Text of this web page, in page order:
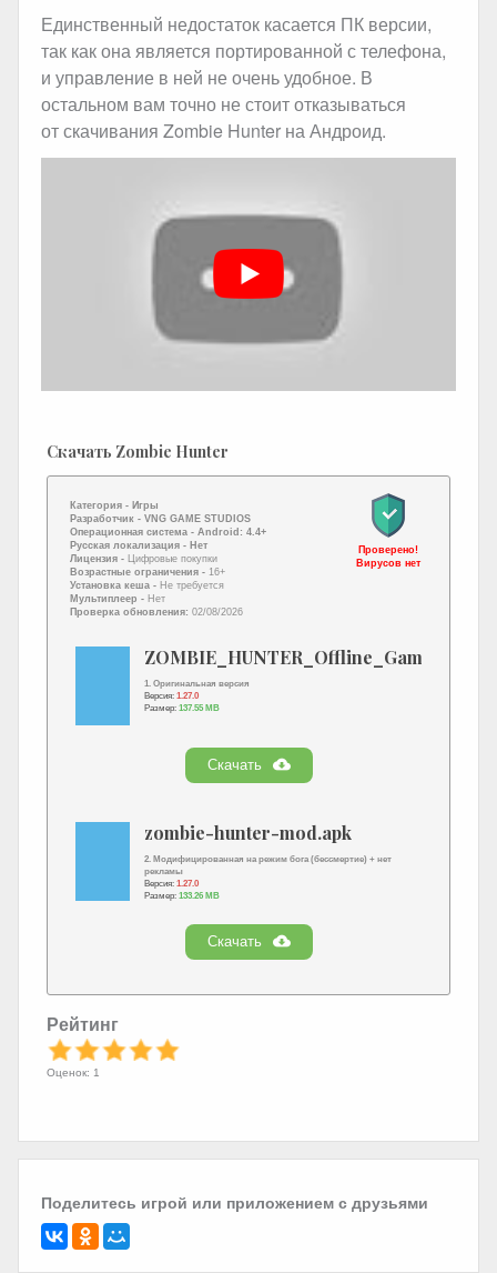
Единственный недостаток касается ПК версии,
так как она является портированной с телефона,
и управление в ней не очень удобное. В
остальном вам точно не стоит отказываться
от скачивания Zombie Hunter на Андроид.
Скачать Zombie Hunter
Категория - Игры
Разработчик - VNG GAME STUDIOS
Операционная система - Android: 4.4+
Русская локализация - Нет
Лицензия -
Цифровые покупки
Возрастные ограничения - 16+
Установка кеша - Не требуется
Мультиплеер - Нет
Проверка обновления: 02/08/2026
Проверено!
Вирусов нет
ZOMBIE_HUNTER_Offline_Games.apk
1. Оригинальная версия
Версия: 1.27.0
Размер: 137.55 MB
Скачать
zombie-hunter-mod.apk
2. Модифицированная на режим бога (бессмертие) + нет
рекламы
Версия: 1.27.0
Размер: 133.26 MB
Скачать
Рейтинг
Оценок: 1
Поделитесь игрой или приложением с друзьями